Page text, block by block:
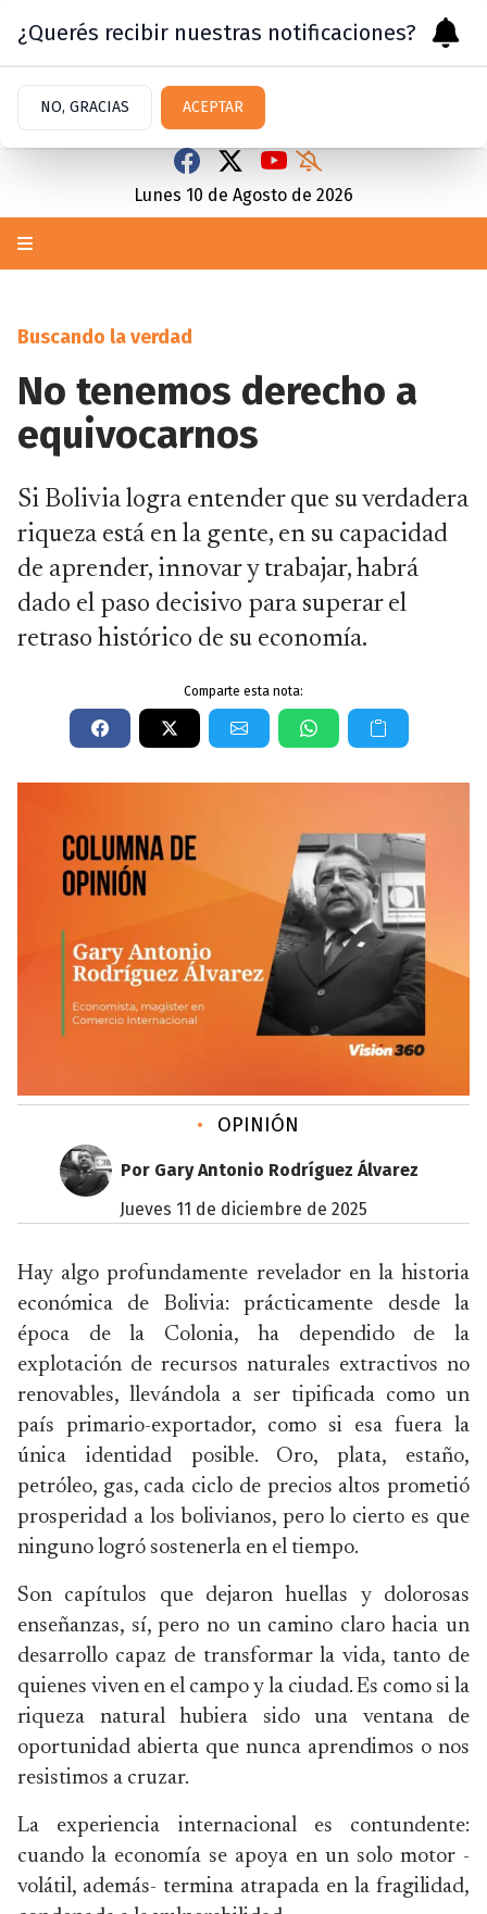
Lunes 10 de Agosto de 2026
Buscando la verdad
No tenemos derecho a
equivocarnos
Si Bolivia logra entender que su verdadera
riqueza está en la gente, en su capacidad
de aprender, innovar y trabajar, habrá
dado el paso decisivo para superar el
retraso histórico de su economía.
Comparte esta nota:
• OPINIÓN
Por Gary Antonio Rodríguez Álvarez
jueves 11 de diciembre de 2025
Hay algo profundamente revelador en la historia
económica de Bolivia: prácticamente desde la
época de la Colonia, ha dependido de la
explotación de recursos naturales extractivos no
renovables, llevándola a ser tipificada como un
país primario-exportador, como si esa fuera la
única identidad posible. Oro, plata, estaño,
petróleo, gas, cada ciclo de precios altos prometió
prosperidad a los bolivianos, pero lo cierto es que
ninguno logró sostenerla en el tiempo.
Son capítulos que dejaron huellas y dolorosas
enseñanzas, sí, pero no un camino claro hacia un
desarrollo capaz de transformar la vida, tanto de
quienes viven en el campo y la ciudad. Es como si la
riqueza natural hubiera sido una ventana de
oportunidad abierta que nunca aprendimos o nos
resistimos a cruzar.
La experiencia internacional es contundente:
cuando la economía se apoya en un solo motor -
volátil, además- termina atrapada en la fragilidad,
¿Querés recibir nuestras notificaciones?
NO, GRACIAS ACEPTAR